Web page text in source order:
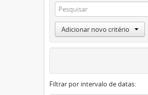
Adicionar novo critério
Filtrar por intervalo de datas: